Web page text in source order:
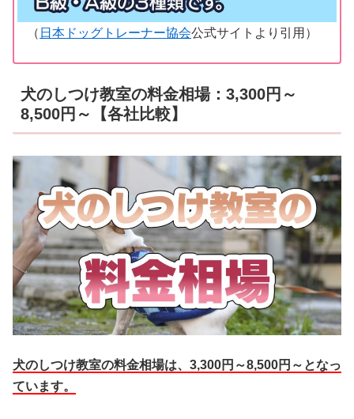
（ 日本ドッグトレーナー協会公式サイトより引用）
犬のしつけ教室の料金相場：3,300円～
8,500円～【各社比較】
犬のしつけ教室の料金相場は、3,300円～8,500円～となっ
ています。